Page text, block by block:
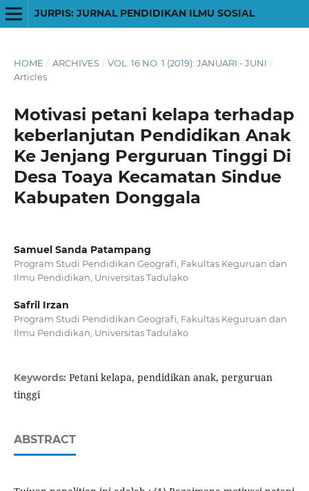
JURPIS: JURNAL PENDIDIKAN ILMU SOSIAL
HOME / ARCHIVES / VOL. 16 NO. 1 (2019): JANUARI - JUNI /
Articles
Motivasi petani kelapa terhadap
keberlanjutan Pendidikan Anak
Ke Jenjang Perguruan Tinggi Di
Desa Toaya Kecamatan Sindue
Kabupaten Donggala
Samuel Sanda Patampang
Program Studi Pendidikan Geografi, Fakultas Keguruan dan
Ilmu Pendidikan, Universitas Tadulako
Safril Irzan
Program Studi Pendidikan Geografi, Fakultas Keguruan dan
Ilmu Pendidikan, Universitas Tadulako
Keywords: Petani kelapa, pendidikan anak, perguruan
tinggi
ABSTRACT